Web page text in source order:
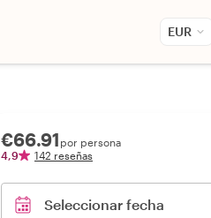
EUR
€66.91 por persona
4,9
142 reseñas
Seleccionar fecha